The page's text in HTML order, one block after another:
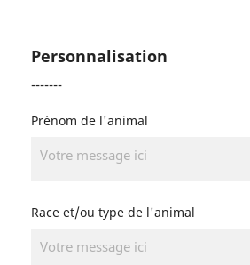
Personnalisation
-------
Prénom de l'animal
Race et/ou type de l'animal